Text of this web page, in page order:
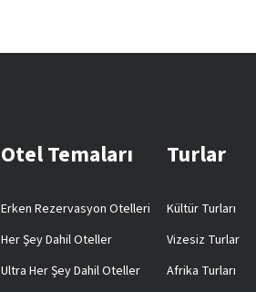
Otel Temaları
Erken Rezervasyon Otelleri
Her Şey Dahil Oteller
Ultra Her Şey Dahil Oteller
Turlar
Kültür Turları
Vizesiz Turlar
Afrika Turları